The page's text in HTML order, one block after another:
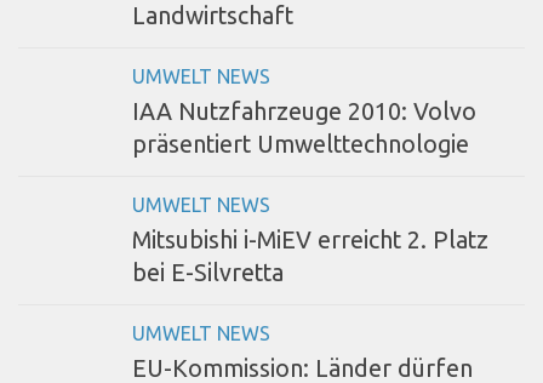
Landwirtschaft
UMWELT NEWS
IAA Nutzfahrzeuge 2010: Volvo
präsentiert Umwelttechnologie
UMWELT NEWS
Mitsubishi i-MiEV erreicht 2. Platz
bei E-Silvretta
UMWELT NEWS
EU-Kommission: Länder dürfen